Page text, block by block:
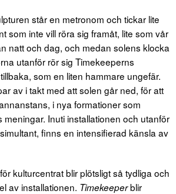
står en metronom och tickar lite
som inte vill röra sig framåt, lite som vår
natt och dag, och medan solens klocka
utanför rör sig Timekeeperns
som en liten hammare ungefär.
av i takt med att solen går ned, för att
i nya formationer som
Inuti installationen och utanför
finns en intensifierad känsla av
kulturcentrat blir plötsligt så tydliga och
av installationen. Timekeeperblir